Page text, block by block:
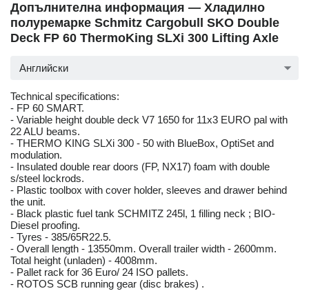
Допълнителна информация — Хладилно
полуремарке Schmitz Cargobull SKO Double
Deck FP 60 ThermoKing SLXi 300 Lifting Axle
Английски
Technical specifications:
- FP 60 SMART.
- Variable height double deck V7 1650 for 11x3 EURO pal with
22 ALU beams.
- THERMO KING SLXi 300 - 50 with BlueBox, OptiSet and
modulation.
- Insulated double rear doors (FP, NX17) foam with double
s/steel lockrods.
- Plastic toolbox with cover holder, sleeves and drawer behind
the unit.
- Black plastic fuel tank SCHMITZ 245l, 1 filling neck ; BIO-
Diesel proofing.
- Tyres - 385/65R22.5.
- Overall length - 13550mm. Overall trailer width - 2600mm.
Total height (unladen) - 4008mm.
- Pallet rack for 36 Euro/ 24 ISO pallets.
- ROTOS SCB running gear (disc brakes) .